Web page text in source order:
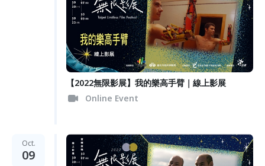
【2022無限影展】我的樂高手臂｜線上影展
Online Event
Oct.
09